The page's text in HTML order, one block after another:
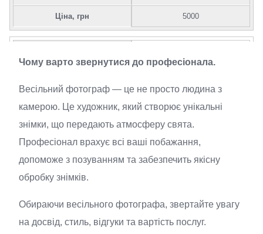
Ціна, грн 5000
Послуга Створення слайд-шоу
Ціна, грн 2000
Послуга Аерозйомка
Послуга Друк фотографій (100 шт.)
Чому варто звернутися до професіонала.
Весільний фотограф — це не просто людина з
камерою. Це художник, який створює унікальні
знімки, що передають атмосферу свята.
Професіонал врахує всі ваші побажання,
допоможе з позуванням та забезпечить якісну
обробку знімків.
Обираючи весільного фотографа, звертайте увагу
на досвід, стиль, відгуки та вартість послуг.